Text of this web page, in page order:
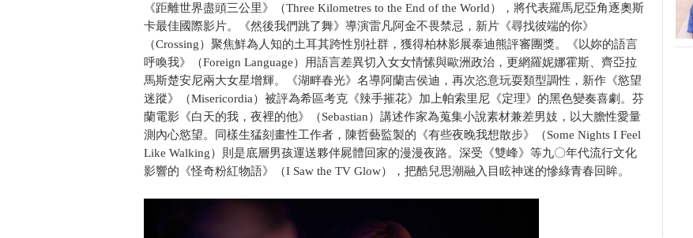
《距離世界盡頭三公里》（Three Kilometres to the End of the World），將代表羅馬尼亞角逐奧斯
卡最佳國際影片。《然後我們跳了舞》導演雷凡阿金不畏禁忌，新片《尋找彼端的你》
（Crossing）聚焦鮮為人知的土耳其跨性別社群，獲得柏林影展泰迪熊評審團獎。《以妳的語言
呼喚我》（Foreign Language）用語言差異切入女女情愫與歐洲政治，更網羅妮娜霍斯、齊亞拉
馬斯楚安尼兩大女星增輝。《湖畔春光》名導阿蘭吉侯迪，再次恣意玩耍類型調性，新作《慾望
迷蹤》（Misericordia）被評為希區考克《辣手摧花》加上帕索里尼《定理》的黑色變奏喜劇。芬
蘭電影《白天的我，夜裡的他》（Sebastian）講述作家為蒐集小說素材兼差男妓，以大膽性愛量
測內心慾望。同樣生猛刻畫性工作者，陳哲藝監製的《有些夜晚我想散步》（Some Nights I Feel
Like Walking）則是底層男孩運送夥伴屍體回家的漫漫夜路。深受《雙峰》等九〇年代流行文化
影響的《怪奇粉紅物語》（I Saw the TV Glow），把酷兒思潮融入目眩神迷的慘綠青春回眸。